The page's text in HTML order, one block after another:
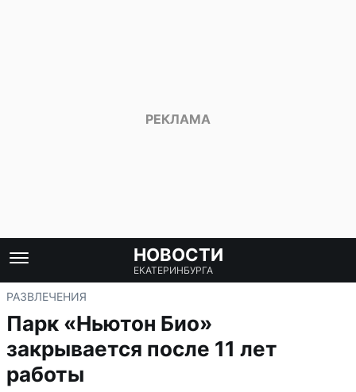
НОВОСТИ
ЕКАТЕРИНБУРГА
РАЗВЛЕЧЕНИЯ
Парк «Ньютон Био»
закрывается после 11 лет
работы